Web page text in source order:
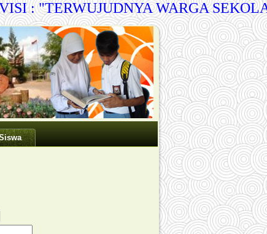
: "TERWUJUDNYA WARGA